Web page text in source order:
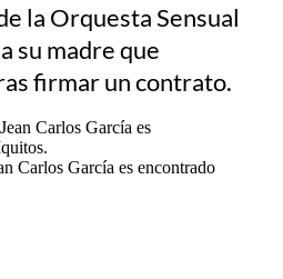
la Orquesta Sensual
su madre que
firmar un contrato.
Carlos García es encontrado